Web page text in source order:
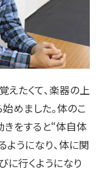
えたくて、楽器の上
めました。体のこ
きをすると“体自体
うになり、体に関
に行くようになり